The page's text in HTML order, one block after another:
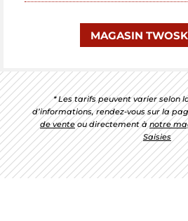
MAGASIN
* Les tarifs peuvent varier selon
d’informations, rendez-vous sur la
de venteou directement ànotre
Saisies